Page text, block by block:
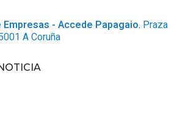
- Accede Papagaio. Praza
A Coruña